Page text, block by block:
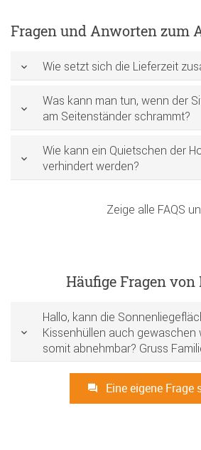
Fragen und Anworten zum
Wie setzt sich die Lieferzeit
Was kann man tun, wenn der
am Seitenständer schrammt?
Wie kann ein Quietschen der
verhindert werden?
Zeige alle FAQS
Häufige Fragen
Hallo, kann die
Kissenhüllen auch gewaschen
somit abnehmbar? Gruss
Eine eigene Frage